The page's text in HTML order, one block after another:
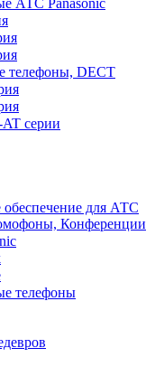
АТС Panasonic
телефоны, DECT
серии
для АТС
Конференции
телефоны